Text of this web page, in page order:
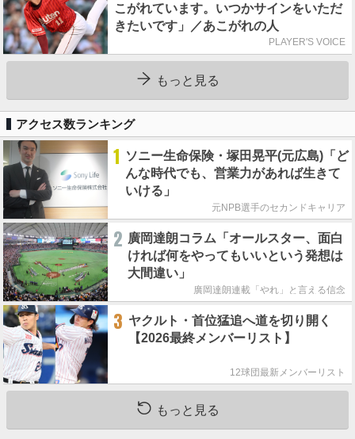
こがれています。いつかサインをいただ
きたいです」／あこがれの人
PLAYER'S VOICE
もっと見る
アクセス数ランキング
1 ソニー生命保険・塚田晃平(元広島)「ど
んな時代でも、営業力があれば生きて
いける」
元NPB選手のセカンドキャリア
2 廣岡達朗コラム「オールスター、面白
ければ何をやってもいいという発想は
大間違い」
廣岡達朗連載「やれ」と言える信念
3 ヤクルト・首位猛追へ道を切り開く
【2026最終メンバーリスト】
12球団最新メンバーリスト
もっと見る